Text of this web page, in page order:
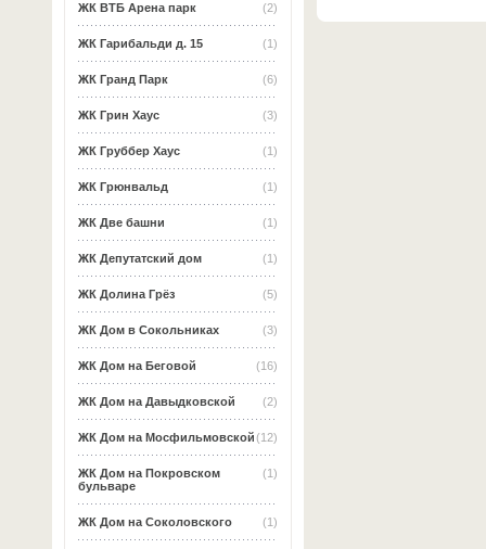
(2)
ЖК ВТБ Арена парк
(1)
ЖК Гарибальди д. 15
(6)
ЖК Гранд Парк
(3)
ЖК Грин Хаус
(1)
ЖК Груббер Хаус
(1)
ЖК Грюнвальд
(1)
ЖК Две башни
(1)
ЖК Депутатский дом
(5)
ЖК Долина Грёз
(3)
ЖК Дом в Сокольниках
(16)
ЖК Дом на Беговой
(2)
ЖК Дом на Давыдковской
(12)
ЖК Дом на Мосфильмовской
(1)
ЖК Дом на Покровском
бульваре
(1)
ЖК Дом на Соколовского